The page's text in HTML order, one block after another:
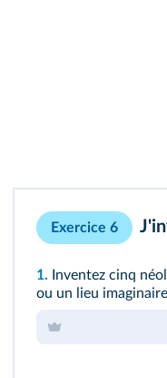
Exercice 6
1. Inventez cinq
ou un lieu